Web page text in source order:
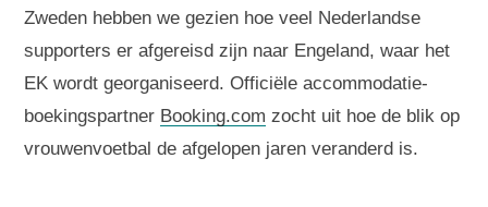
Zweden hebben we gezien hoe veel Nederlandse
supporters er afgereisd zijn naar Engeland, waar het
EK wordt georganiseerd. Officiële accommodatie-
boekingspartner Booking.com zocht uit hoe de blik op
vrouwenvoetbal de afgelopen jaren veranderd is.